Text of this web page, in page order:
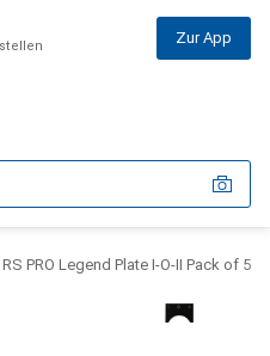
Zur App
RS PRO Legend Plate I-O-II Pack of 5